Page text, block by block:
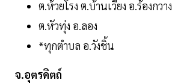
ต.ห้วยโรง ต.บ้านเวียง อ.ร้องกวาง
ต.หัวทุ่ง อ.ลอง
*ทุกตำบล อ.วังชิ้น
จ.อุตรดิตถ์